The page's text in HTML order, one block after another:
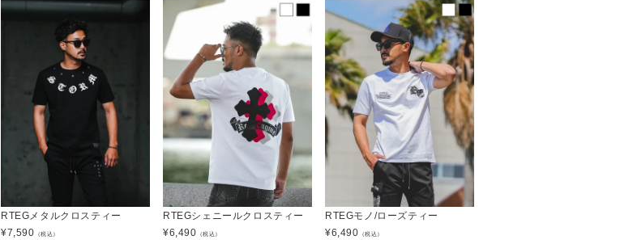
RTEGメタルクロスティー
¥7,590 （税込）
RTEGシェニールクロスティー
¥6,490 （税込）
RTEGモノ/ローズティー
¥6,490 （税込）